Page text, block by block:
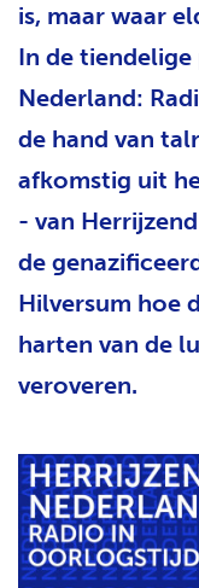
is, maar waar
In de
Nederland:
de hand van
afkomstig uit
- van
de
Hilversum hoe
harten van de
veroveren.